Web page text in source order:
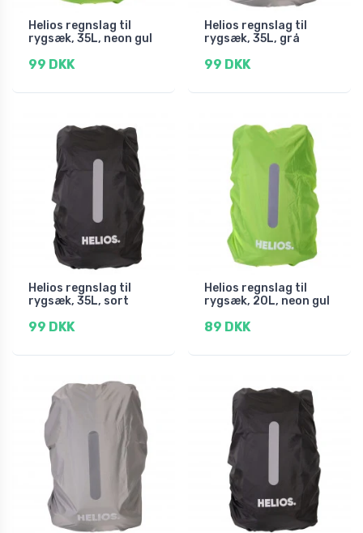
Helios regnslag til
rygsæk, 35L, neon gul
99 DKK
Helios regnslag til
rygsæk, 35L, grå
99 DKK
Helios regnslag til
rygsæk, 35L, sort
99 DKK
Helios regnslag til
rygsæk, 20L, neon gul
89 DKK